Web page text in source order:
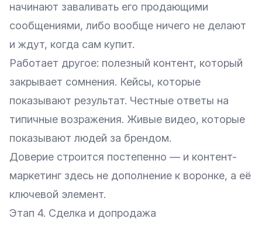
начинают заваливать его продающими
сообщениями, либо вообще ничего не делают
и ждут, когда сам купит.
Работает другое: полезный контент, который
закрывает сомнения. Кейсы, которые
показывают результат. Честные ответы на
типичные возражения. Живые видео, которые
показывают людей за брендом.
Доверие строится постепенно — и контент-
маркетинг здесь не дополнение к воронке, а её
ключевой элемент.
Этап 4. Сделка и допродажа